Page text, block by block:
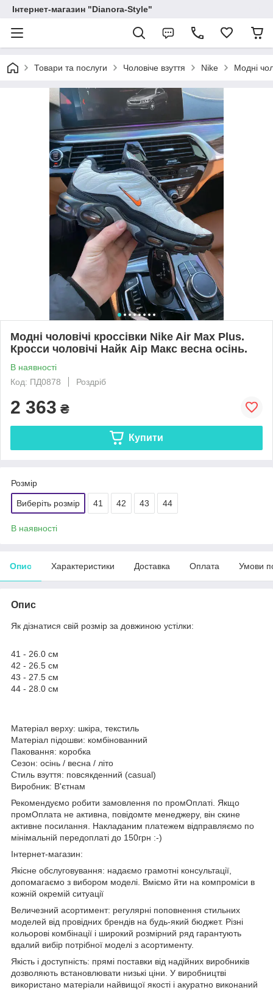
Інтернет-магазин "Dianora-Style"
Товари та послуги Чоловіче взуття Nike Модні
Модні чоловічі кроссівки Nike Air Max Plus.
Кросси чоловічі Найк Аір Макс весна осінь.
В наявності
Код: ПД0878
Роздріб
2 363 ₴
Купити
Розмір
Виберіть розмір 41 42 43 44
В наявності
Опис Характеристики Доставка Оплата Умови
Опис
Як дізнатися свій розмір за довжиною устілки:
41 - 26.0 см
42 - 26.5 см
43 - 27.5 см
44 - 28.0 см
Матеріал верху: шкіра, текстиль
Матеріал підошви: комбінованний
Паковання: коробка
Сезон: осінь / весна / літо
Стиль взуття: повсякденний (casual)
Виробник: В'єтнам
Рекомендуємо робити замовлення по промОплаті. Якщо
промОплата не активна, повідомте менеджеру, він скине
активне посилання. Накладаним платежем відправляємо по
мінімальній передоплаті до 150грн :-)
Інтернет-магазин:
Якісне обслуговування: надаємо грамотні консультації,
допомагаємо з вибором моделі. Вміємо йти на компроміси в
кожній окремій ситуації
Величезний асортимент: регулярні поповнення стильних
моделей від провідних брендів на будь-який бюджет. Різні
кольорові комбінації і широкий розмірний ряд гарантують
вдалий вибір потрібної моделі з асортименту.
Якість і доступність: прямі поставки від надійних виробників
дозволяють встановлювати низькі ціни. У виробництві
використано матеріали найвищої якості і акуратно виконаний